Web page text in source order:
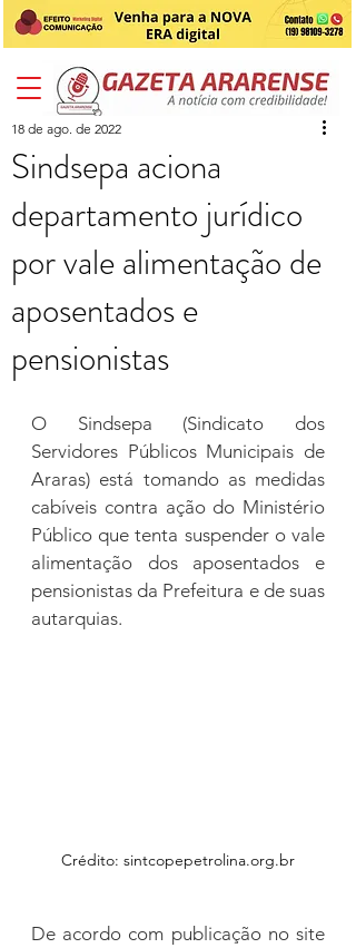
Sindsepa aciona
departamento jurídico
por vale alimentação de
aposentados e
pensionistas
18 de ago. de 2022
O Sindsepa (Sindicato dos
Servidores Públicos Municipais de
Araras) está tomando as medidas
cabíveis contra ação do Ministério
Público que tenta suspender o vale
alimentação dos aposentados e
pensionistas da Prefeitura e de suas
autarquias.
Crédito: sintcopepetrolina.org.br
De acordo com publicação no site